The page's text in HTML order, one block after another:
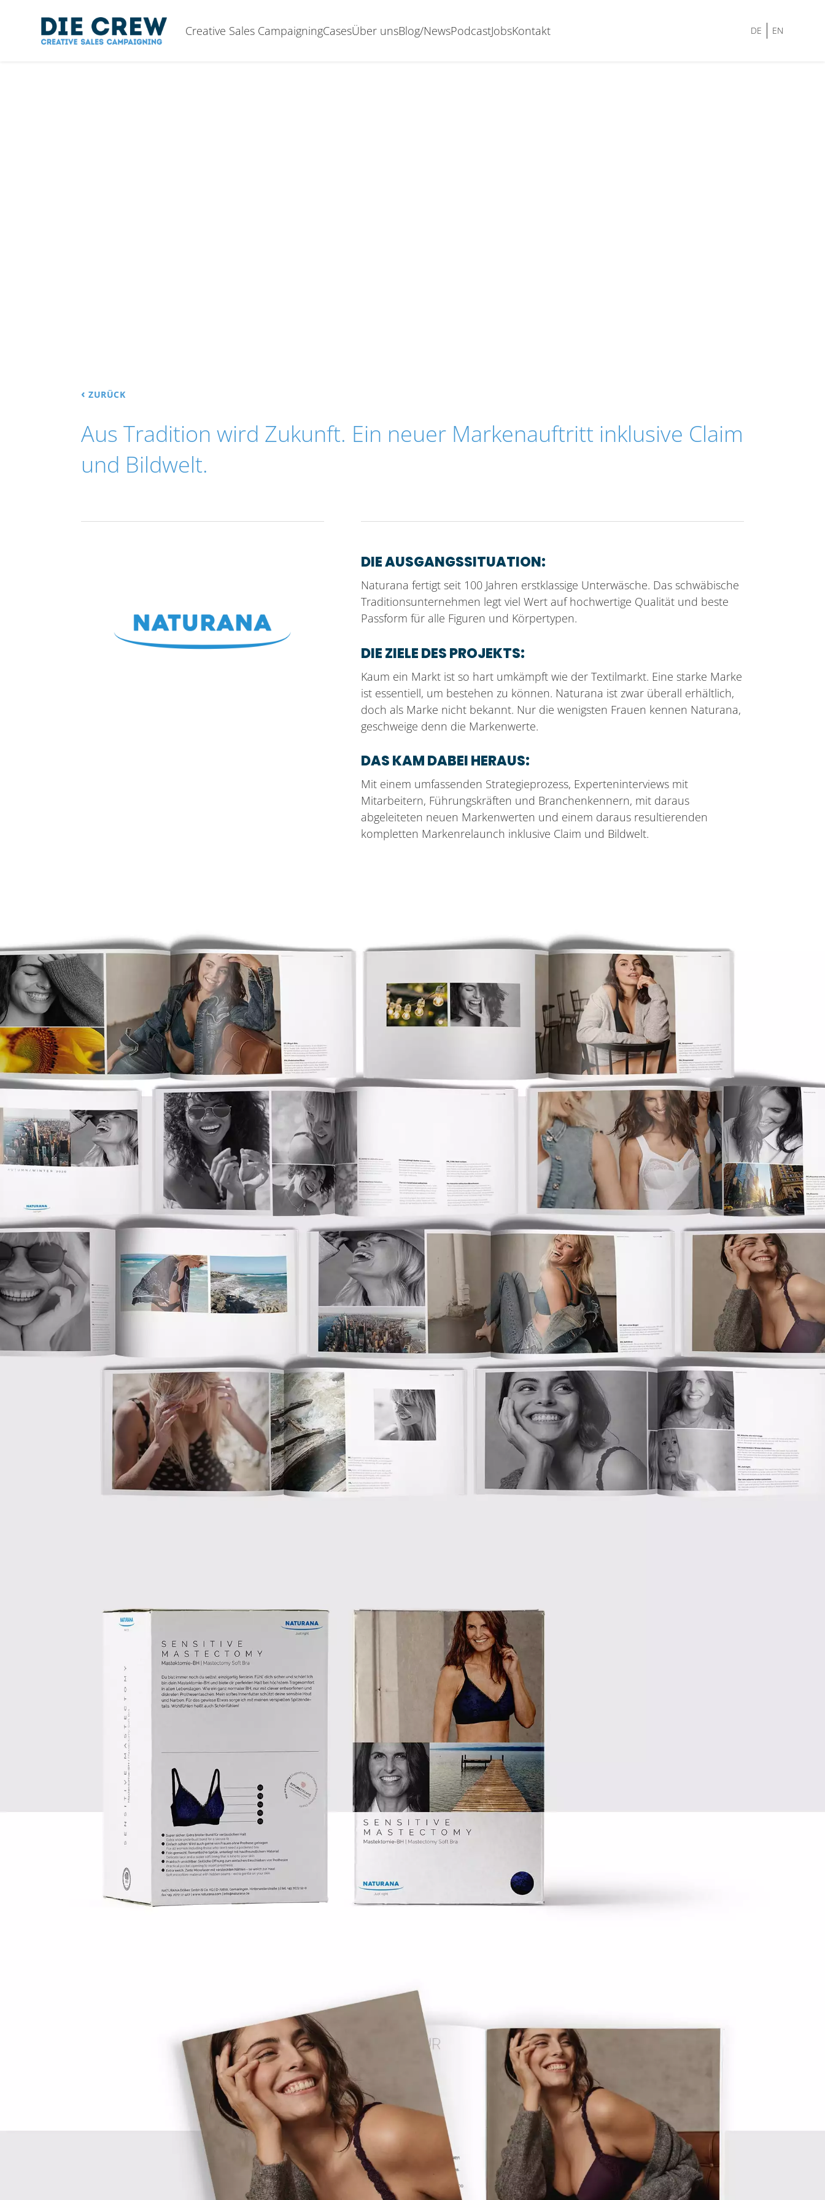
Creative Sales CampaigningCasesÜber unsBlog/NewsPodcastJobsKontakt DE EN
‹ ZURÜCK
Aus Tradition wird Zukunft. Ein neuer Markenauftritt inklusive Claim
und Bildwelt.
DIE AUSGANGSSITUATION:
Naturana fertigt seit 100 Jahren erstklassige Unterwäsche. Das schwäbische
Traditionsunternehmen legt viel Wert auf hochwertige Qualität und beste
Passform für alle Figuren und Körpertypen.
DIE ZIELE DES PROJEKTS:
Kaum ein Markt ist so hart umkämpft wie der Textilmarkt. Eine starke Marke
ist essentiell, um bestehen zu können. Naturana ist zwar überall erhältlich,
doch als Marke nicht bekannt. Nur die wenigsten Frauen kennen Naturana,
geschweige denn die Markenwerte.
DAS KAM DABEI HERAUS:
Mit einem umfassenden Strategieprozess, Experteninterviews mit
Mitarbeitern, Führungskräften und Branchenkennern, mit daraus
abgeleiteten neuen Markenwerten und einem daraus resultierenden
kompletten Markenrelaunch inklusive Claim und Bildwelt.